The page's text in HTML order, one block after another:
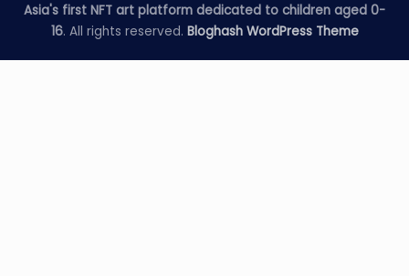
Asia's first NFT art platform dedicated to children aged 0-
16. All rights reserved. Bloghash WordPress Theme